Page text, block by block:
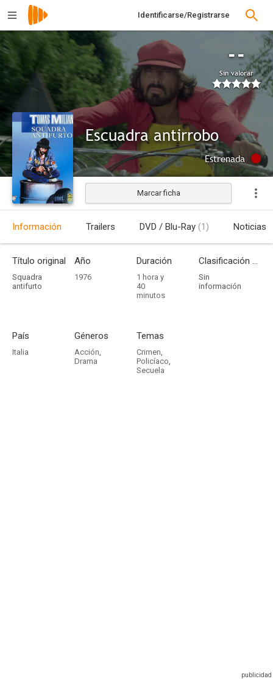
Identificarse/Registrarse
--
Sin valorar
Escuadra antirrobo
Estrenada
Marcar ficha
Información Trailers DVD / Blu-Ray (1) Noticias
Título original
Squadra
antifurto
Año
1976
Duración
1 hora y
40
minutos
Clasificación por edades
Sin
información
País
Italia
Géneros
Acción,
Drama
Temas
Crimen,
Policíaco,
Secuela